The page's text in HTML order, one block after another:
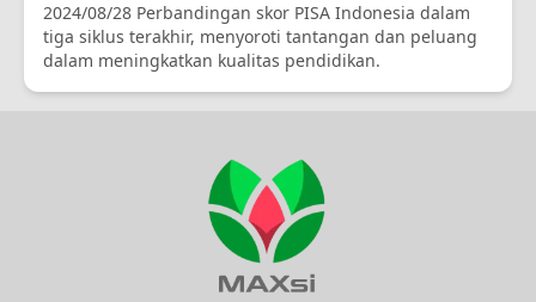
2024/08/28 Perbandingan skor PISA Indonesia dalam
tiga siklus terakhir, menyoroti tantangan dan peluang
dalam meningkatkan kualitas pendidikan.